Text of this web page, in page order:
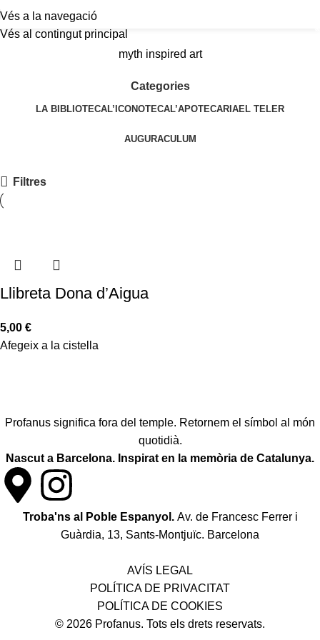
Vés a la navegació
Vés al contingut principal
myth inspired art
Categories
LA BIBLIOTECAL’ICONOTECAL’APOTECARIAEL TELER
AUGURACULUM
Filtres
Llibreta Dona d’Aigua
5,00 €
Afegeix a la cistella
Profanus significa fora del temple. Retornem el símbol al món
quotidià.
Nascut a Barcelona. Inspirat en la memòria de Catalunya.
Troba'ns al Poble Espanyol. Av. de Francesc Ferrer i
Guàrdia, 13, Sants-Montjuïc. Barcelona
AVÍS LEGAL
POLÍTICA DE PRIVACITAT
POLÍTICA DE COOKIES
© 2026 Profanus. Tots els drets reservats.